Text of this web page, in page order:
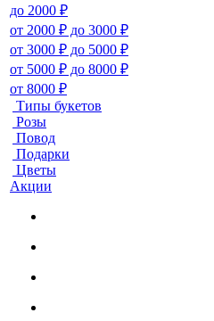
до 2000 ₽
от 2000 ₽ до 3000 ₽
от 3000 ₽ до 5000 ₽
от 5000 ₽ до 8000 ₽
от 8000 ₽
Типы букетов
Розы
Повод
Подарки
Цветы
Акции